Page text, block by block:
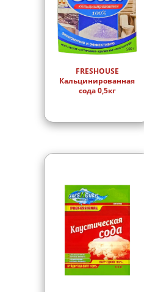
FRESHOUSE
Кальцинированная
сода 0,5кг